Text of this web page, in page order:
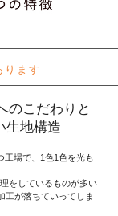
ります
のこだわりと
生地構造
工場で、1色1色を光も
をしているものが多い
工が落ちていってしま